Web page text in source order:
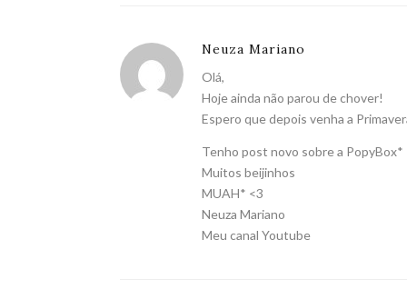
Neuza Mariano
Olá,
Hoje ainda não parou de chover!
Espero que depois venha a
Tenho post novo sobre a PopyBox*
Muitos beijinhos
MUAH* <3
Neuza Mariano
Meu canal Youtube